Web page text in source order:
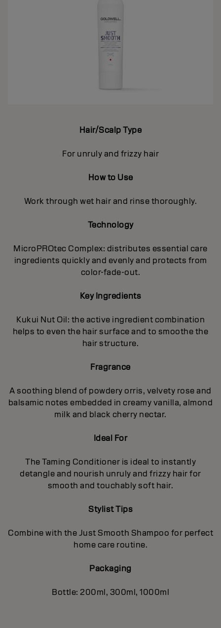
Hair/Scalp Type
For unruly and frizzy hair
How to Use
Work through wet hair and rinse thoroughly.
Technology
MicroPROtec Complex: distributes essential care
ingredients quickly and evenly and protects from
color-fade-out.
Key Ingredients
Kukui Nut Oil: the active ingredient combination
helps to even the hair surface and to smoothe the
hair structure.
Fragrance
A soothing blend of powdery orris, velvety rose and
balsamic notes embedded in creamy vanilla, almond
milk and black cherry nectar.
Ideal For
The Taming Conditioner is ideal to instantly
detangle and nourish unruly and frizzy hair for
smooth and touchably soft hair.
Stylist Tips
Combine with the Just Smooth Shampoo for perfect
home care routine.
Packaging
Bottle: 200ml, 300ml, 1000ml